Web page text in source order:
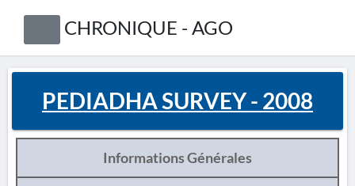
CHRONIQUE - AGO
PEDIADHA SURVEY - 2008
Informations Générales